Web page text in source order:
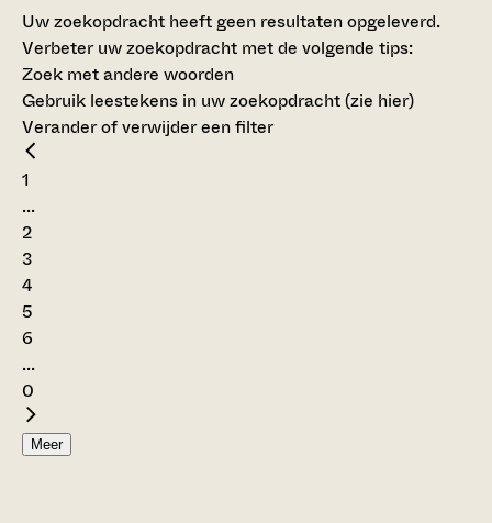
Uw zoekopdracht heeft geen resultaten opgeleverd.
Verbeter uw zoekopdracht met de volgende tips:
Zoek met andere woorden
Gebruik leestekens in uw zoekopdracht (zie hier)
Verander of verwijder een filter
1
...
2
3
4
5
6
...
0
Meer